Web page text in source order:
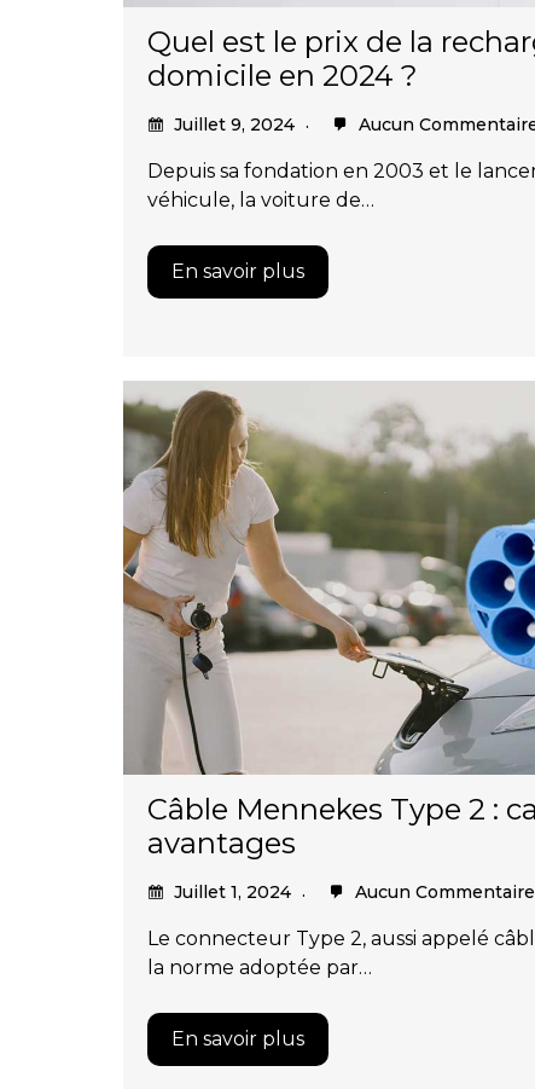
Quel est le prix de la
domicile en 2024 ?
Juillet 9, 2024 Aucun
Depuis sa fondation en 2003 et le
véhicule, la voiture de…
En savoir plus
Câble Mennekes Type 2 :
avantages
Juillet 1, 2024 Aucun Commentaire
Le connecteur Type 2, aussi appelé
la norme adoptée par…
En savoir plus